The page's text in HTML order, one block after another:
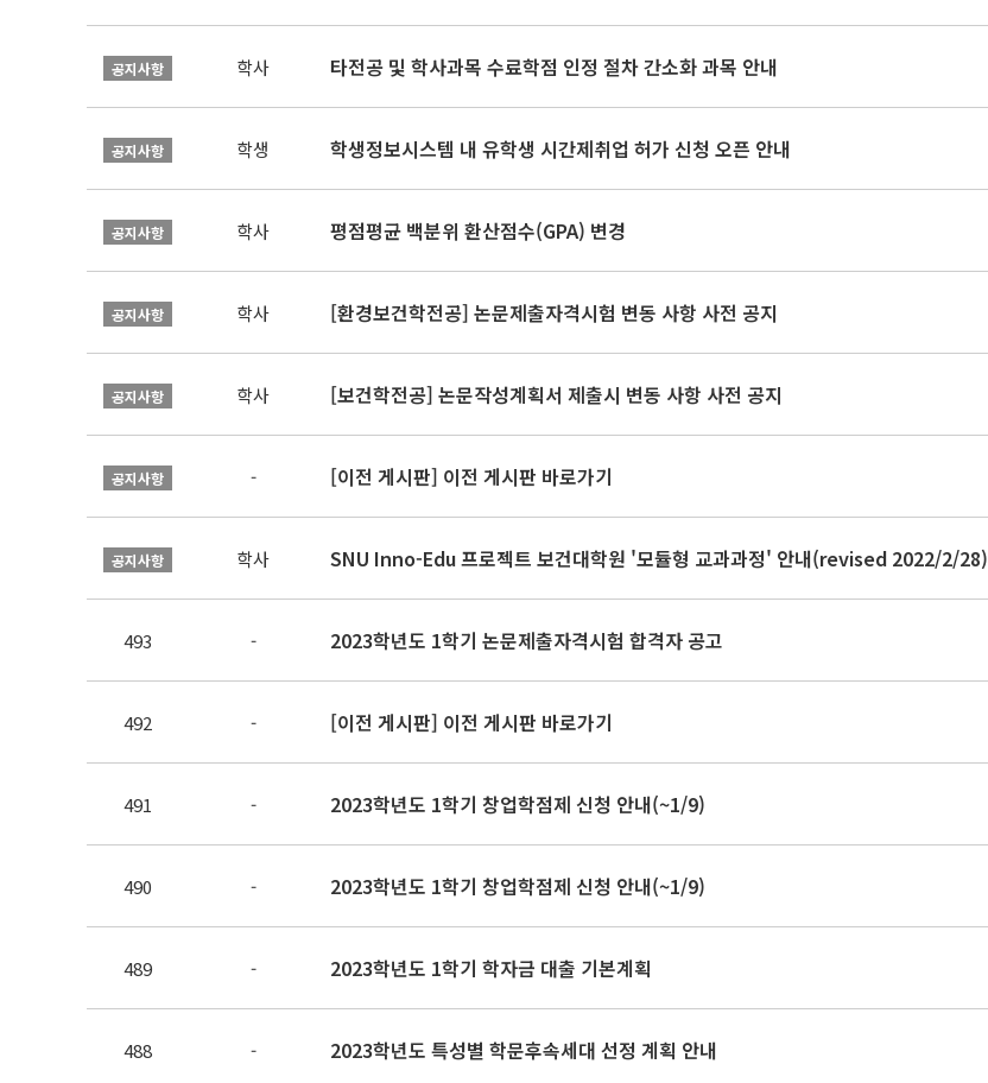
공지사항 학사 타전공 및 학사과목 수료학점 인정 절차 간소화 과목 안내
공지사항 학생 학생정보시스템 내 유학생 시간제취업 허가 신청 오픈 안내
공지사항 학사 평점평균 백분위 환산점수(GPA) 변경
공지사항 학사 [환경보건학전공] 논문제출자격시험 변동 사항 사전 공지
공지사항 학사 [보건학전공] 논문작성계획서 제출시 변동 사항 사전 공지
공지사항 - [이전 게시판] 이전 게시판 바로가기
공지사항 학사 SNU Inno-Edu 프로젝트 보건대학원 '모듈형 교과과정' 안내(revised 2022/2/28)
493 - 2023학년도 1학기 논문제출자격시험 합격자 공고
492 - [이전 게시판] 이전 게시판 바로가기
491 - 2023학년도 1학기 창업학점제 신청 안내(~1/9)
490 - 2023학년도 1학기 창업학점제 신청 안내(~1/9)
489 - 2023학년도 1학기 학자금 대출 기본계획
488 - 2023학년도 특성별 학문후속세대 선정 계획 안내